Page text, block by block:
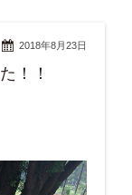
2018年8月23日
！！